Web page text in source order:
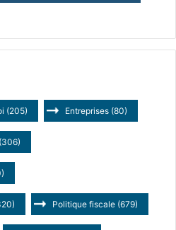
(205) Entreprises (80)
(306)
Politique fiscale (679)